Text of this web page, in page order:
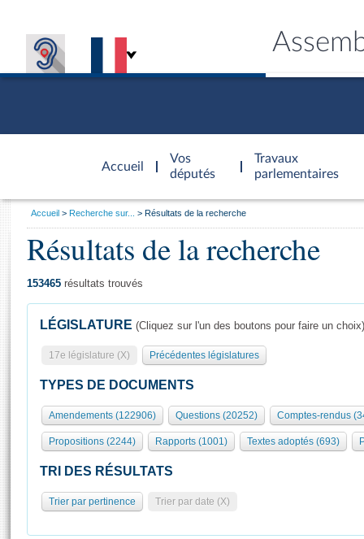
Accueil
d'accueil
Vos
députés
Travaux
parlementaires
Présidence
577 députés
Groupes politiques
Séance publique
Commissions et autres organes
Europe et International
Pétitions
Général
Rôle et pouvoirs de l'Assemblée
Organisation de l'Assemblée
Présidence Conférence des Présidents Bureau Collège des
Statistiques et chiffres clés
Visiter l'Assemblée
Visite virtuelle du palais Bourbon
Assister à une séance
Vous
Accueil Recherche sur... Résultats de la recherche
Résultats de la recherche
153465 résultats trouvés
LÉGISLATURE (Cliquez sur l'un des boutons pour faire un choix)
17e législature (X) Précédentes législatures
TYPES DE DOCUMENTS
Amendements (122906) Questions (20252) Comptes-rendus
Propositions (2244) Rapports (1001) Textes adoptés (693)
TRI DES RÉSULTATS
Trier par pertinence Trier par date (X)